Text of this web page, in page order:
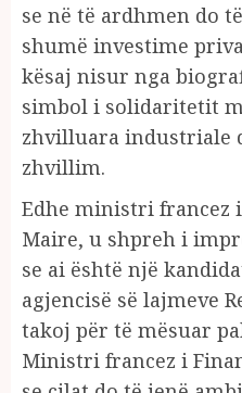
se në të ardhmen do
shumë investime
kësaj nisur nga
simbol i solidaritetit
zhvilluara industriale
zhvillim.
Edhe ministri francez
Maire, u shpreh i
se ai është një
agjencisë së lajmeve
takoj për të mësuar
Ministri francez i